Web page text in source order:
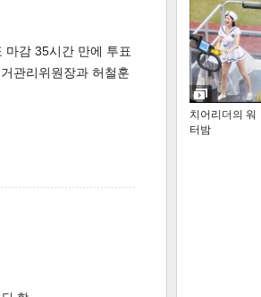
마감 35시간 만에 투표
관리위원장과 허철훈
치어리더의 워
터밤